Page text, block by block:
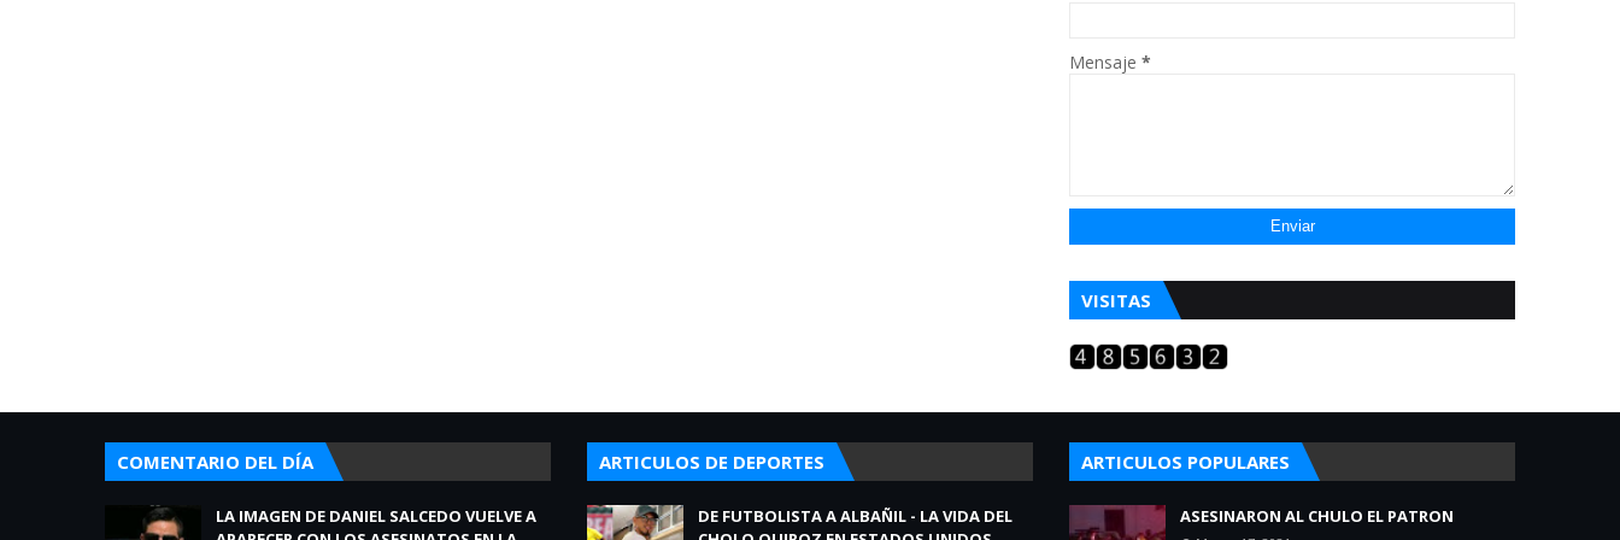
Mensaje *
VISITAS
COMENTARIO DEL DÍA
LA IMAGEN DE DANIEL SALCEDO VUELVE A
ARTICULOS DE DEPORTES
DE FUTBOLISTA A ALBAÑIL - LA VIDA DEL
ARTICULOS POPULARES
ASESINARON AL CHULO EL PATRON